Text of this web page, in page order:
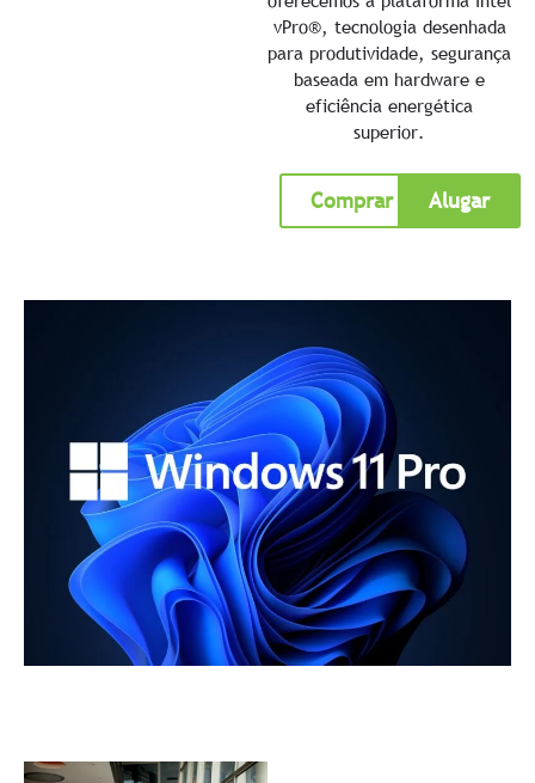
vPro®, tecnologia desenhada
para produtividade, segurança
baseada em hardware e
eficiência energética
superior.
Comprar Alugar